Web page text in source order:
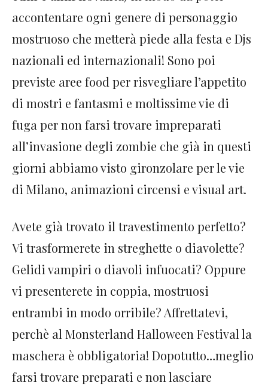
accontentare ogni genere di personaggio
mostruoso che metterà piede alla festa e Djs
nazionali ed internazionali! Sono poi
previste aree food per risvegliare l’appetito
di mostri e fantasmi e moltissime vie di
fuga per non farsi trovare impreparati
all’invasione degli zombie che già in questi
giorni abbiamo visto gironzolare per le vie
di Milano, animazioni circensi e visual art.
Avete già trovato il travestimento perfetto?
Vi trasformerete in streghette o diavolette?
Gelidi vampiri o diavoli infuocati? Oppure
vi presenterete in coppia, mostruosi
entrambi in modo orribile? Affrettatevi,
perchè al Monsterland Halloween Festival la
maschera è obbligatoria! Dopotutto…meglio
farsi trovare preparati e non lasciare